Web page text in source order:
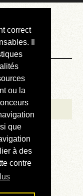
correct
Il
ou la
que
à des
contre